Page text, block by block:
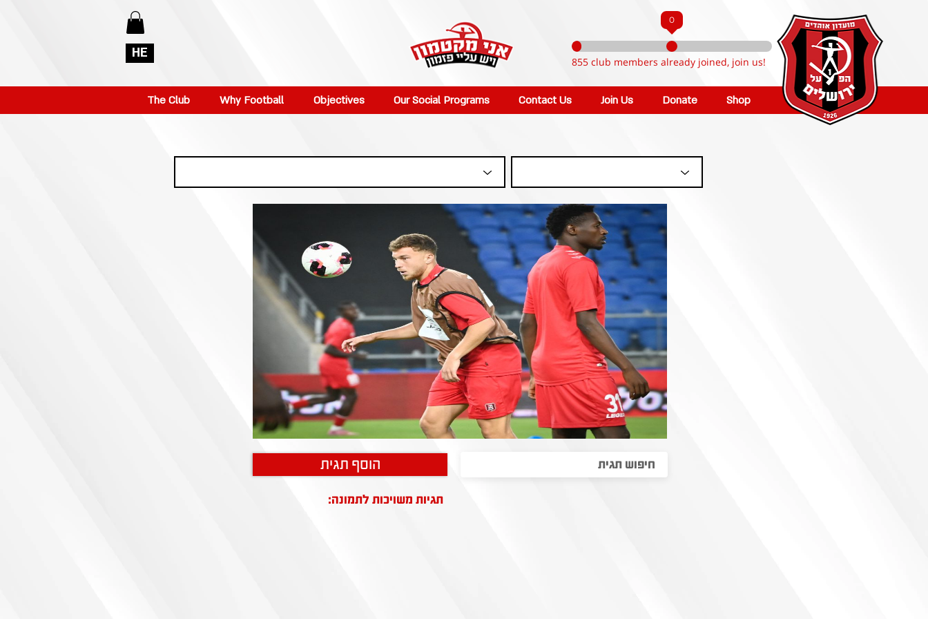
HE
0
855 club members already joined, join us!
The Club Why Football Objectives Our Social Programs Contact Us Join Us Donate Shop
הוסף תגית
תגיות משויכות לתמונה: